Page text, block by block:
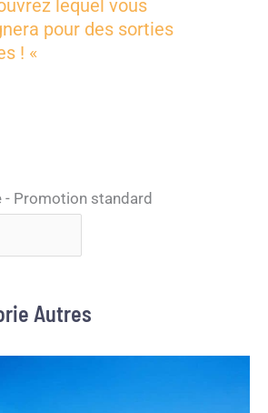
lequel vous
pour des sorties
! «
Autres